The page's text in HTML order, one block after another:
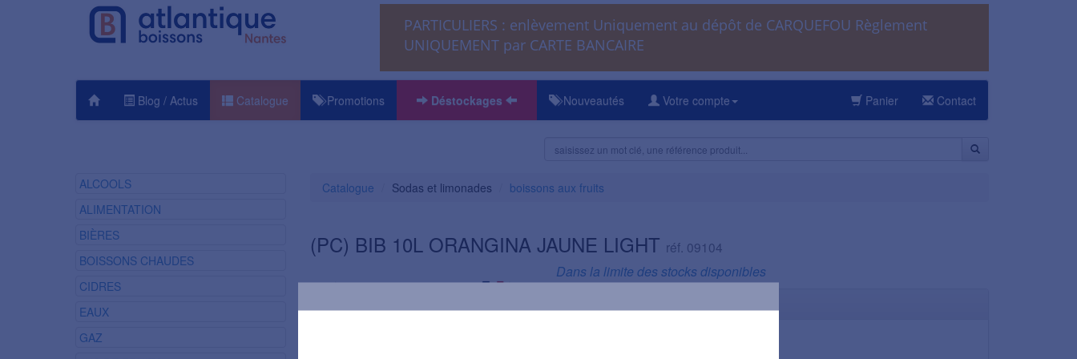
PARTICULIERS : enlèvement Uniquement au dépôt de CARQUEFOU Règlement
UNIQUEMENT par CARTE BANCAIRE
Blog / Actus Catalogue Promotions Déstockages Nouveautés Votre compte Panier Contact
ALCOOLS
ALIMENTATION
BIÈRES
BOISSONS CHAUDES
CIDRES
EAUX
GAZ
Catalogue Sodas et limonades boissons aux fruits
(PC) BIB 10L ORANGINA JAUNE LIGHT réf. 09104
Dans la limite des stocks disponibles